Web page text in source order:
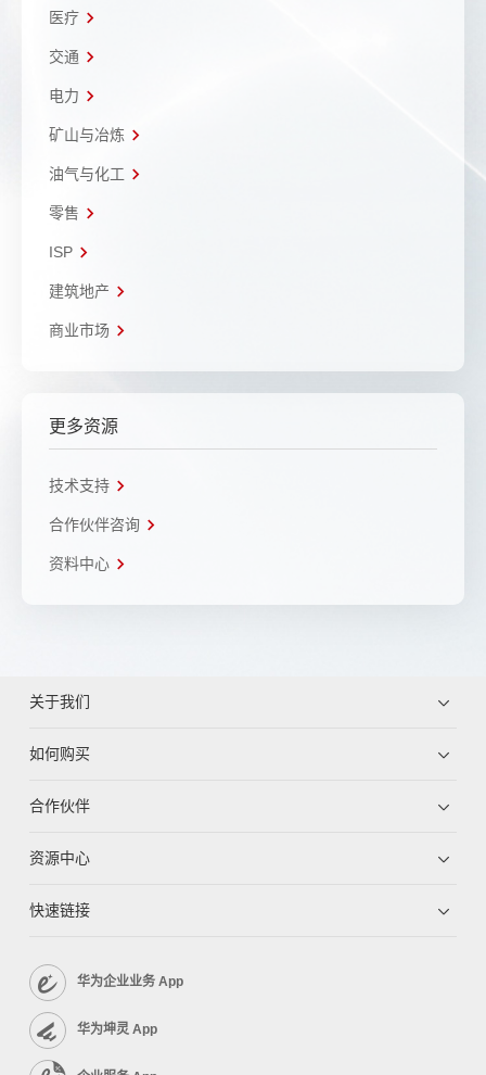
医疗
交通
电力
矿山与冶炼
油气与化工
零售
ISP
建筑地产
商业市场
更多资源
技术支持
合作伙伴咨询
资料中心
关于我们
如何购买
合作伙伴
资源中心
快速链接
华为企业业务 App
华为坤灵 App